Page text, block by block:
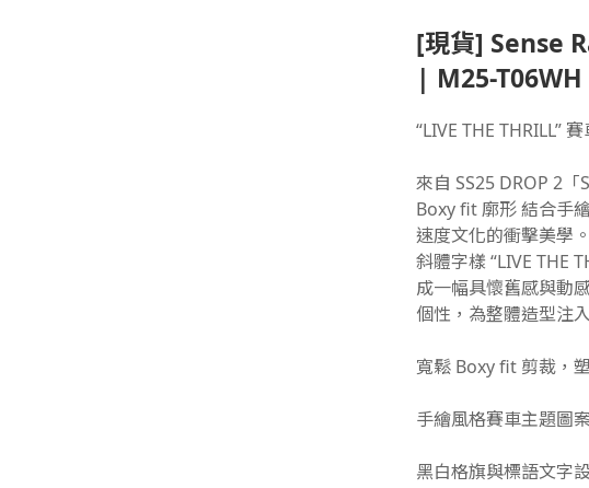
[現貨] Sense
| M25-T06WH
“LIVE THE THRILL”
來自 SS25 DROP 2
Boxy fit 廓形 結合手
速度文化的衝擊美學
斜體字樣 “LIVE THE
成一幅具懷舊感與動
個性，為整體造型注
寬鬆 Boxy fit 剪裁，
手繪風格賽車主題圖
黑白格旗與標語文字